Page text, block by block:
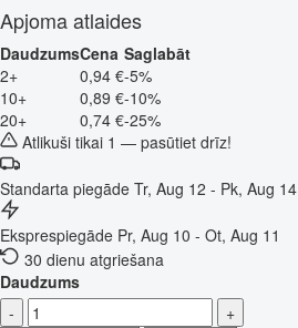
Apjoma atlaides
DaudzumsCena Saglabāt
2+
0,94 €-5%
10+
0,89 €-10%
20+
0,74 €-25%
Atlikuši tikai 1 — pasūtiet drīz!
Standarta piegāde Tr, Aug 12 - Pk, Aug 14
Eksprespiegāde Pr, Aug 10 - Ot, Aug 11
30 dienu atgriešana
Daudzums
-
+